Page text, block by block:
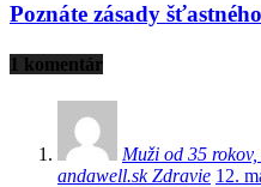
Poznáte zásady
1 komentár
Muži od 35
andawell.sk Zdravie 12.